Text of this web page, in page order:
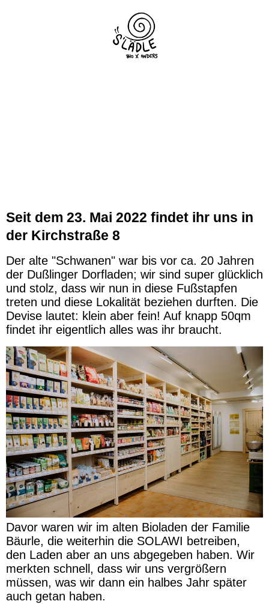
Seit dem 23. Mai 2022 findet ihr uns in
der Kirchstraße 8
Der alte "Schwanen" war bis vor ca. 20 Jahren
der Dußlinger Dorfladen; wir sind super glücklich
und stolz, dass wir nun in diese Fußstapfen
treten und diese Lokalität beziehen durften. Die
Devise lautet: klein aber fein! Auf knapp 50qm
findet ihr eigentlich alles was ihr braucht.
Davor waren wir im alten Bioladen der Familie
Bäurle, die weiterhin die SOLAWI betreiben,
den Laden aber an uns abgegeben haben. Wir
merkten schnell, dass wir uns vergrößern
müssen, was wir dann ein halbes Jahr später
auch getan haben.